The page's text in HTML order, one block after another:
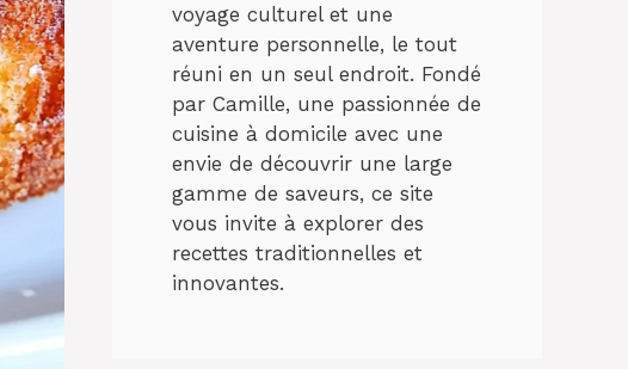
voyage culturel et une
aventure personnelle, le tout
réuni en un seul endroit. Fondé
par Camille, une passionnée de
cuisine à domicile avec une
envie de découvrir une large
gamme de saveurs, ce site
vous invite à explorer des
recettes traditionnelles et
innovantes.